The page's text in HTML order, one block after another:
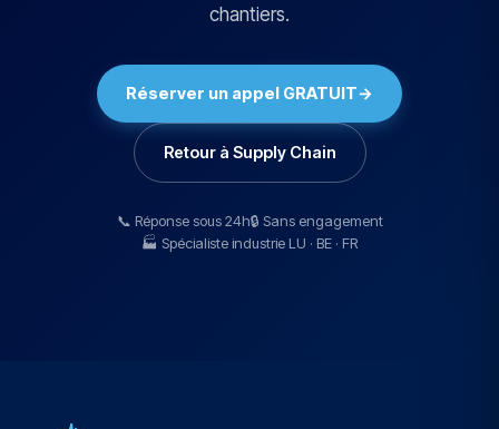
chantiers.
Réserver un appel GRATUIT→
Retour à Supply Chain
📞 Réponse sous 24h🔒 Sans engagement
🏭 Spécialiste industrie LU · BE · FR